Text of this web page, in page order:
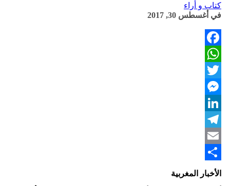
كتاب و أراء
في أغسطس 30, 2017
Facebook
WhatsApp
Twitter
Messenger
LinkedIn
Telegram
Email
Share
الأخبار المغربية